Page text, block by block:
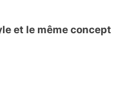
et le même concept